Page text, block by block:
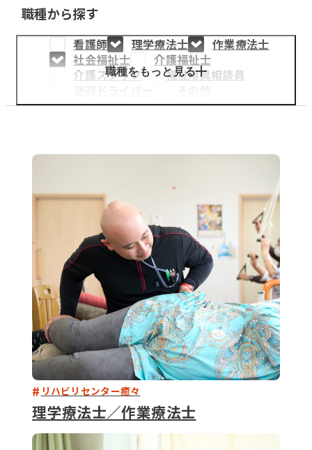
採用情報
医療・介護事業
募集職種
ENTRY 079-
(
職種から探す
看護師 理学療法士
作業療法士
社会福祉士
介護福祉士
介護スタッフ
福祉用具相談員
職種をもっと見る
リハビリセンター癒々
理学療法士／作業療法士